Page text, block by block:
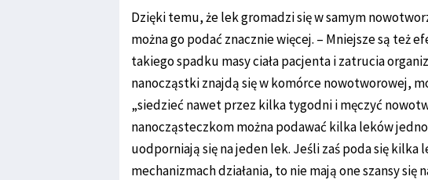
Dzięki temu, że lek gromadzi się w samym
można go podać znacznie więcej. – Mniejsze są też
takiego spadku masy ciała pacjenta i zatrucia
nanocząstki znajdą się w komórce nowotworowej,
„siedzieć nawet przez kilka tygodni i męczyć
nanocząsteczkom można podawać kilka leków
uodporniają się na jeden lek. Jeśli zaś poda się kilka
mechanizmach działania, to nie mają one szansy się